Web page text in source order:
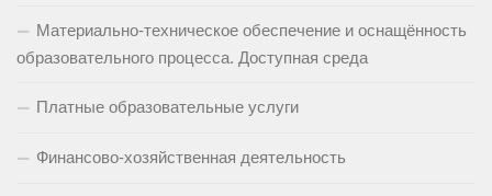
Материально-техническое обеспечение и оснащённость
образовательного процесса. Доступная среда
Платные образовательные услуги
Финансово-хозяйственная деятельность